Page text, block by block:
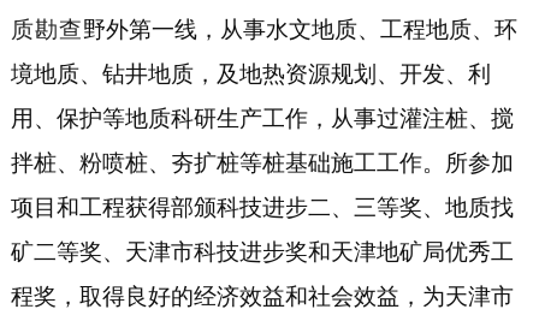
质勘查野外第一线，从事水文地质、工程地质、环
境地质、钻井地质，及地热资源规划、开发、利
用、保护等地质科研生产工作，从事过灌注桩、搅
拌桩、粉喷桩、夯扩桩等桩基础施工工作。所参加
项目和工程获得部颁科技进步二、三等奖、地质找
矿二等奖、天津市科技进步奖和天津地矿局优秀工
程奖，取得良好的经济效益和社会效益，为天津市